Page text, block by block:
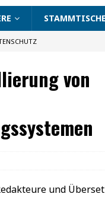
STAMMTISCHE
von
und